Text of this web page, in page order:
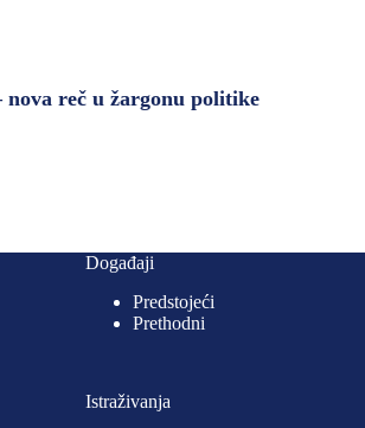
reč u žargonu politike
Događaji
Predstojeći
Prethodni
Istraživanja